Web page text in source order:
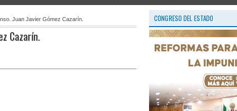
Juan Javier Gómez Cazarín.
Cazarín.
CONGRESO DEL ESTADO